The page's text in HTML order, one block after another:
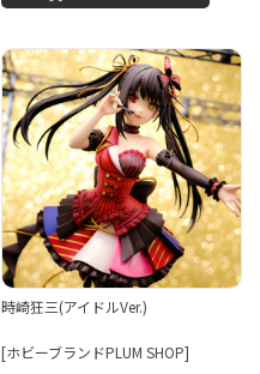
時崎狂三(アイドルVer.)
[ホビーブランドPLUM SHOP]